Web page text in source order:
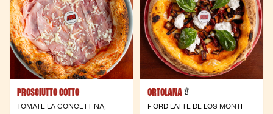
PROSCIUTTO COTTO
TOMATE LA CONCETTINA,
ORTOLANA 🥬
FIORDILATTE DE LOS MONTI